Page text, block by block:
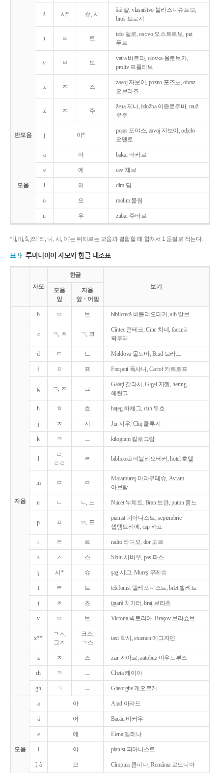
š 시* 슈, 시
šal 샬, vlasništvo 블라스니슈트보,
broš 브로시
t ㅌ 트
telo 텔로, ostrvo 오스트르보, put
푸트
v ㅂ 브
vatra 바트라, olovka 올로브카,
proliv 프롤리브
z ㅈ 즈
zavoj 자보이, pozno 포즈노, obraz
오브라즈
ž ㅈ 주
žena 제나, izložba 이즐로주바, muž
무주
반모음 j 이*
pojas 포야스, zavoj 자보이, odjelo
오델로
모음
a 아 bakar 바카르
e 에 cev 체브
i 이 dim 딤
o 오 molim 몰림
u 우 zubar 주바르
* lj, nj, š, j의 '리, 니, 시, 이'는 뒤따르는 모음과 결합할 때 합쳐서 1 음절로 적는다.
표 9 루마니아어 자모와 한글 대조표
자모
한글
보기
모음
앞
자음
앞ㆍ어말
자음
b ㅂ 브 bibliotecǎ 비블리오테커, alb 알브
c ㅋ, ㅊ ㄱ, 크
Cîntec 큰테크, Cine 치네, facturǎ
팍투러
d ㄷ 드 Moldova 몰도바, Brad 브라드
f ㅍ 프 Focşani 폭샤니, Cartof 카르토프
g ㄱ, ㅈ 그
Galaţi 갈라치, Gigel 지젤, hering
헤린그
h ㅎ 흐 haţeg 하체그, duh 두흐
j ㅈ 지 Jiu 지우, Cluj 클루지
k ㅋ ㅡ kilogram 킬로그람
l
ㄹ,
ㄹㄹ
ㄹ bibliotecǎ 비블리오테커, hotel 호텔
m ㅁ ㅁ
Maramureş 마라무레슈, Avram
아브람
n ㄴ ㄴ, 느 Nucet 누체트, Bran 브란, pumn 품느
p ㅍ ㅂ, 프
pianist 피아니스트, septembrie
셉템브리에, cap 카프
r ㄹ 르 radio 라디오, dor 도르
s ㅅ 스 Sibiu 시비우, pas 파스
ş 시* 슈 şag 샤그, Mureş 무레슈
t ㅌ 트 telefonist 텔레포니스트, bilet 빌레트
ţ ㅊ 츠 ţigarǎ 치가러, braţ 브라츠
v ㅂ 브 Victoria 빅토리아, Braşov 브라쇼브
x**
ㄱㅅ,
그ㅈ
크스,
ㄱ스
taxi 탁시, examen 에그자멘
z ㅈ 즈 ziar 지아르, autobuz 아우토부즈
ch ㅋ ㅡ Cheia 케이아
gh ㄱ ㅡ Gheorghe 게오르게
모음
a 아 Arad 아라드
ǎ 어 Bacǎu 바커우
e 에 Elena 엘레나
i 이 pianist 피아니스트
î, â 으 Cîmpina 큼피나, România 로므니아